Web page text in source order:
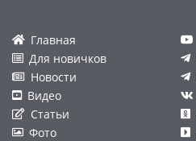
Главная
Для новичков
Новости
Видео
Статьи
Фото